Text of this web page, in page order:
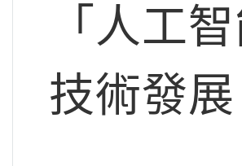
「人工
技術發展